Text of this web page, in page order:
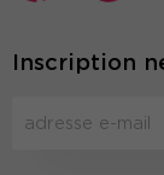
Inscription